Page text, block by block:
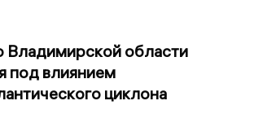
Владимирской области
под влиянием
циклона